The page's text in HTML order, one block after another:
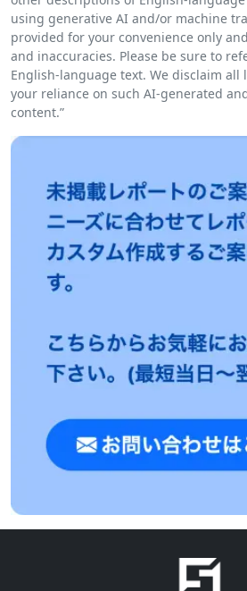
using generative AI and/or machine
provided for your convenience only
and inaccuracies. Please be sure to
English-language text. We disclaim
your reliance on such AI-generated
content.”